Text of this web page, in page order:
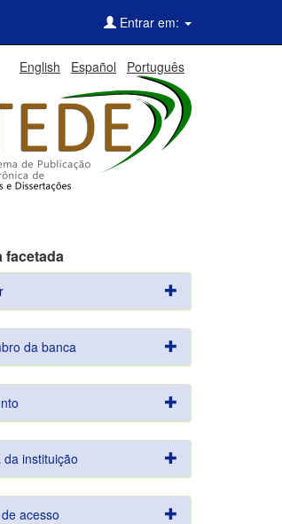
Entrar em:
English Español Português
facetada
da banca
da instituição
acesso